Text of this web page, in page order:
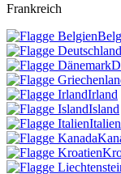
Frankreich
Irland
Island
Italien